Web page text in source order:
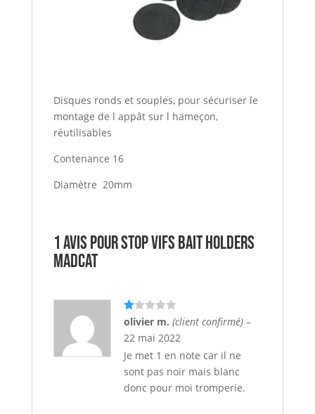
Disques ronds et souples, pour sécuriser le
montage de l appât sur l hameçon,
réutilisables
Contenance 16
Diamètre 20mm
1 avis pourStop vifs BAIT HOLDERS
MADCAT
N
e
s
ur
5
olivier m. (client confirmé) –
22 mai 2022
Je met 1 en note car il ne
sont pas noir mais blanc
donc pour moi tromperie.